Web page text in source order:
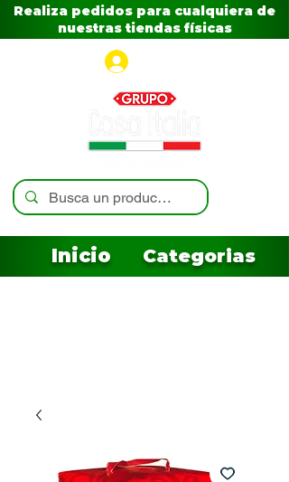
Realiza pedidos para cualquiera de
nuestras tiendas físicas
Inicio Categorias